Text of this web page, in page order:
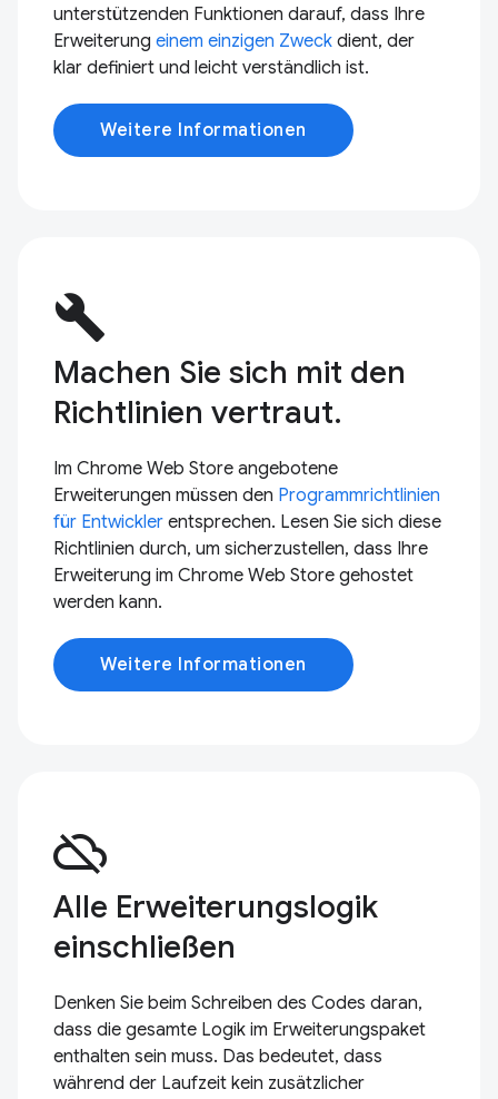
unterstützenden Funktionen darauf, dass Ihre
Erweiterung einem einzigen Zweck dient, der
klar definiert und leicht verständlich ist.
Weitere Informationen
build
Machen Sie sich mit den
Richtlinien vertraut.
Im Chrome Web Store angebotene
Erweiterungen müssen den Programmrichtlinien
für Entwickler entsprechen. Lesen Sie sich diese
Richtlinien durch, um sicherzustellen, dass Ihre
Erweiterung im Chrome Web Store gehostet
werden kann.
Weitere Informationen
cloud_off
Alle Erweiterungslogik
einschließen
Denken Sie beim Schreiben des Codes daran,
dass die gesamte Logik im Erweiterungspaket
enthalten sein muss. Das bedeutet, dass
während der Laufzeit kein zusätzlicher